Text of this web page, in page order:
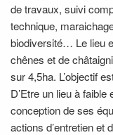
de travaux, suivi
technique,
biodiversité… Le lieu
chênes et de
sur 4,5ha. L’objectif
D’Etre un lieu à
conception de ses
actions d’entretien et